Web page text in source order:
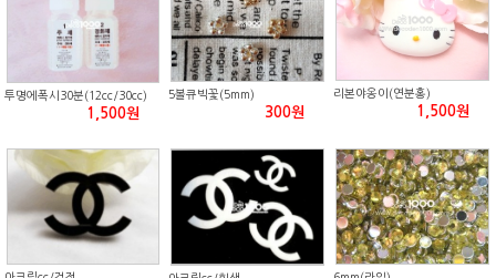
투명에폭시30분(12cc/30cc)
1,500원
5볼큐빅꽃(5mm)
300원
리본야옹이(연분홍)
1,500원